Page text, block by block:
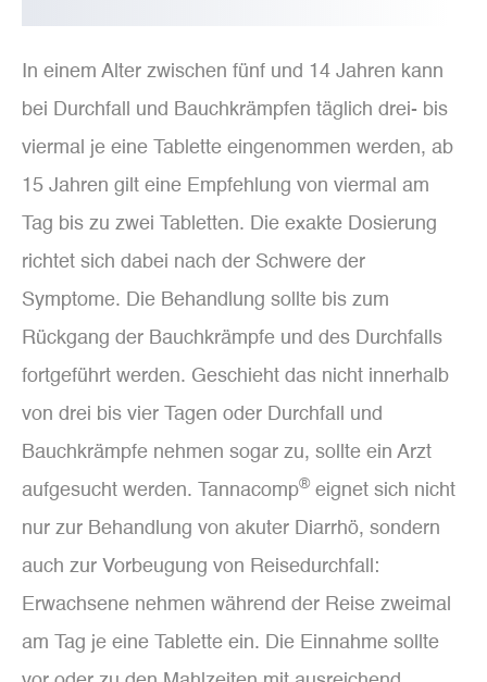
In einem Alter zwischen fünf und 14 Jahren kann
bei Durchfall und Bauchkrämpfen täglich drei- bis
viermal je eine Tablette eingenommen werden, ab
15 Jahren gilt eine Empfehlung von viermal am
Tag bis zu zwei Tabletten. Die exakte Dosierung
richtet sich dabei nach der Schwere der
Symptome. Die Behandlung sollte bis zum
Rückgang der Bauchkrämpfe und des Durchfalls
fortgeführt werden. Geschieht das nicht innerhalb
von drei bis vier Tagen oder Durchfall und
Bauchkrämpfe nehmen sogar zu, sollte ein Arzt
aufgesucht werden. Tannacomp® eignet sich nicht
nur zur Behandlung von akuter Diarrhö, sondern
auch zur Vorbeugung von Reisedurchfall:
Erwachsene nehmen während der Reise zweimal
am Tag je eine Tablette ein. Die Einnahme sollte